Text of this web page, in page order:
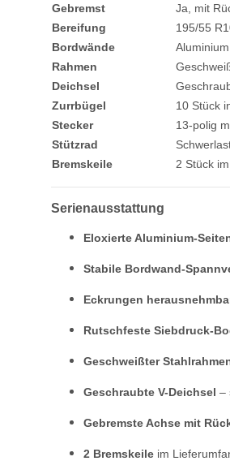
Gebremst
Ja, mit
Bereifung
195/55
Bordwände
Rahmen
Deichsel
Zurrbügel
10 Stück
Stecker
13-polig
Stützrad
Bremskeile
2 Stück
Serienausstattung
Eloxierte Aluminium-
Stabile Bordwand-
Eckrungen
Rutschfeste Siebdruck-
Geschweißter
Geschraubte V-Deichsel –
Gebremste Achse mit
2 Bremskeile im